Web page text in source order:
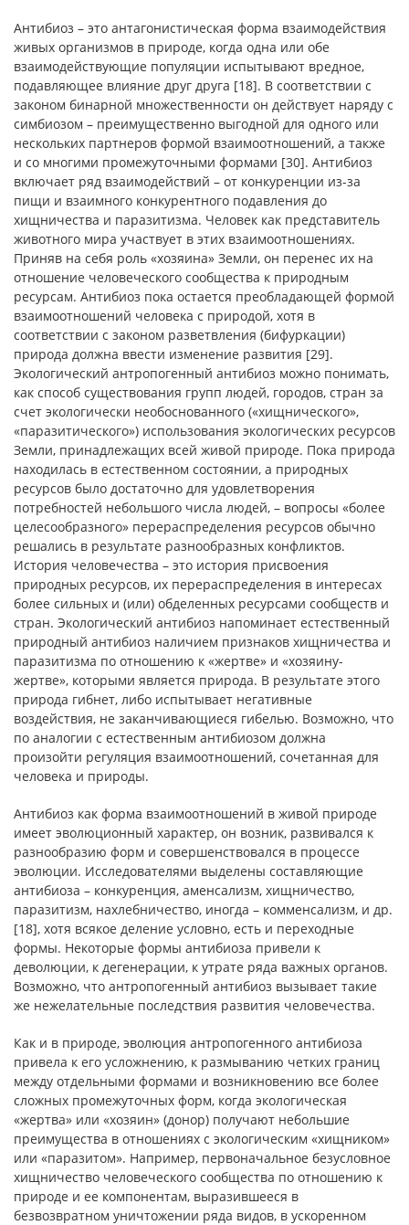
Антибиоз – это антагонистическая форма взаимодействия
живых организмов в природе, когда одна или обе
взаимодействующие популяции испытывают вредное,
подавляющее влияние друг друга [18]. В соответствии с
законом бинарной множественности он действует наряду с
симбиозом – преимущественно выгодной для одного или
нескольких партнеров формой взаимоотношений, а также
и со многими промежуточными формами [30]. Антибиоз
включает ряд взаимодействий – от конкуренции из-за
пищи и взаимного конкурентного подавления до
хищничества и паразитизма. Человек как представитель
животного мира участвует в этих взаимоотношениях.
Приняв на себя роль «хозяина» Земли, он перенес их на
отношение человеческого сообщества к природным
ресурсам. Антибиоз пока остается преобладающей формой
взаимоотношений человека с природой, хотя в
соответствии с законом разветвления (бифуркации)
природа должна ввести изменение развития [29].
Экологический антропогенный антибиоз можно понимать,
как способ существования групп людей, городов, стран за
счет экологически необоснованного («хищнического»,
«паразитического») использования экологических ресурсов
Земли, принадлежащих всей живой природе. Пока природа
находилась в естественном состоянии, а природных
ресурсов было достаточно для удовлетворения
потребностей небольшого числа людей, – вопросы «более
целесообразного» перераспределения ресурсов обычно
решались в результате разнообразных конфликтов.
История человечества – это история присвоения
природных ресурсов, их перераспределения в интересах
более сильных и (или) обделенных ресурсами сообществ и
стран. Экологический антибиоз напоминает естественный
природный антибиоз наличием признаков хищничества и
паразитизма по отношению к «жертве» и «хозяину-
жертве», которыми является природа. В результате этого
природа гибнет, либо испытывает негативные
воздействия, не заканчивающиеся гибелью. Возможно, что
по аналогии с естественным антибиозом должна
произойти регуляция взаимоотношений, сочетанная для
человека и природы.
Антибиоз как форма взаимоотношений в живой природе
имеет эволюционный характер, он возник, развивался к
разнообразию форм и совершенствовался в процессе
эволюции. Исследователями выделены составляющие
антибиоза – конкуренция, аменсализм, хищничество,
паразитизм, нахлебничество, иногда – комменсализм, и др.
[18], хотя всякое деление условно, есть и переходные
формы. Некоторые формы антибиоза привели к
деволюции, к дегенерации, к утрате ряда важных органов.
Возможно, что антропогенный антибиоз вызывает такие
же нежелательные последствия развития человечества.
Как и в природе, эволюция антропогенного антибиоза
привела к его усложнению, к размыванию четких границ
между отдельными формами и возникновению все более
сложных промежуточных форм, когда экологическая
«жертва» или «хозяин» (донор) получают небольшие
преимущества в отношениях с экологическим «хищником»
или «паразитом». Например, первоначальное безусловное
хищничество человеческого сообщества по отношению к
природе и ее компонентам, выразившееся в
безвозвратном уничтожении ряда видов, в ускоренном